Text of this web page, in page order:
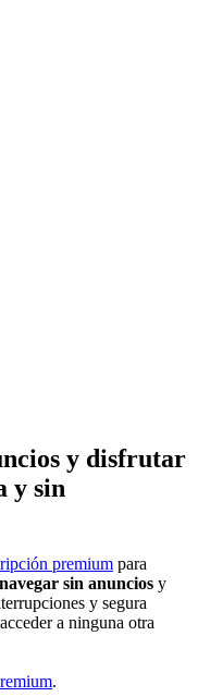
y disfrutar
y sin
premium para
navegar sin anuncios y
y segura
a ninguna otra
.